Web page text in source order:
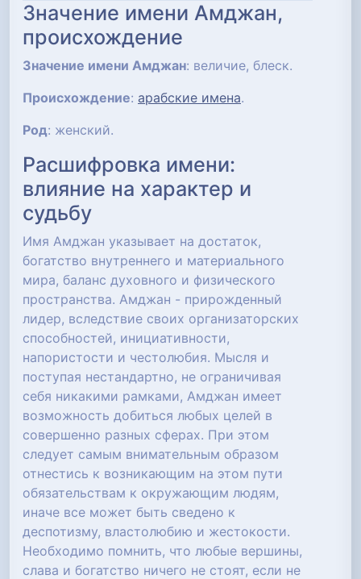
Значение имени Амджан,
происхождение
Значение имени Амджан: величие, блеск.
Происхождение: арабские имена.
Род: женский.
Расшифровка имени:
влияние на характер и
судьбу
Имя Амджан указывает на достаток,
богатство внутреннего и материального
мира, баланс духовного и физического
пространства. Амджан - прирожденный
лидер, вследствие своих организаторских
способностей, инициативности,
напористости и честолюбия. Мысля и
поступая нестандартно, не ограничивая
себя никакими рамками, Амджан имеет
возможность добиться любых целей в
совершенно разных сферах. При этом
следует самым внимательным образом
отнестись к возникающим на этом пути
обязательствам к окружающим людям,
иначе все может быть сведено к
деспотизму, властолюбию и жестокости.
Необходимо помнить, что любые вершины,
слава и богатство ничего не стоят, если не